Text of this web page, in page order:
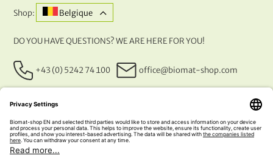
Shop: Belgique
DO YOU HAVE QUESTIONS? WE ARE HERE FOR YOU!
+43 (0) 5242 74 100 office@biomat-shop.com